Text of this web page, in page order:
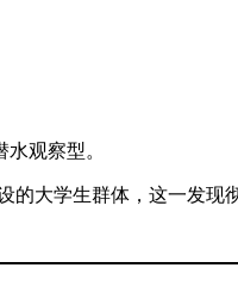
观察型。
的大学生群体，这一发现